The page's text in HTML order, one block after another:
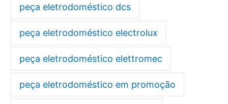
peça eletrodoméstico dcs
peça eletrodoméstico electrolux
peça eletrodoméstico elettromec
peça eletrodoméstico em promoção